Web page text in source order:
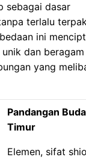
sebagai dasar
terlalu
ini
dan beragam
yang
Pandangan
Timur
Elemen, sifat